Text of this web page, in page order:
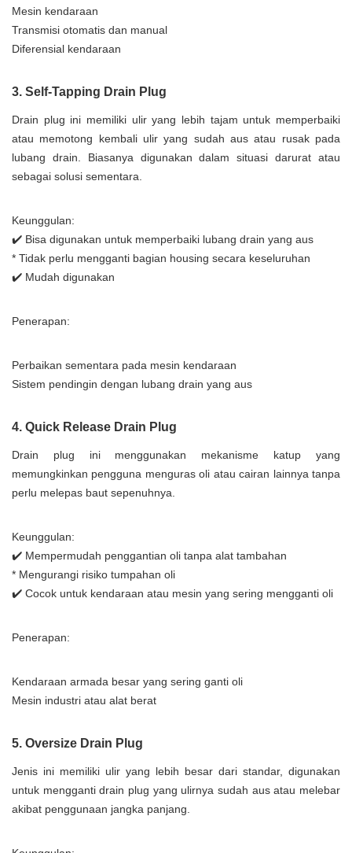
Mesin kendaraan
Transmisi otomatis dan manual
Diferensial kendaraan
3. Self-Tapping Drain Plug
Drain plug ini memiliki ulir yang lebih tajam untuk memperbaiki
atau memotong kembali ulir yang sudah aus atau rusak pada
lubang drain. Biasanya digunakan dalam situasi darurat atau
sebagai solusi sementara.
Keunggulan:
✔️ Bisa digunakan untuk memperbaiki lubang drain yang aus
* Tidak perlu mengganti bagian housing secara keseluruhan
✔️ Mudah digunakan
Penerapan:
Perbaikan sementara pada mesin kendaraan
Sistem pendingin dengan lubang drain yang aus
4. Quick Release Drain Plug
Drain plug ini menggunakan mekanisme katup yang
memungkinkan pengguna menguras oli atau cairan lainnya tanpa
perlu melepas baut sepenuhnya.
Keunggulan:
✔️ Mempermudah penggantian oli tanpa alat tambahan
* Mengurangi risiko tumpahan oli
✔️ Cocok untuk kendaraan atau mesin yang sering mengganti oli
Penerapan:
Kendaraan armada besar yang sering ganti oli
Mesin industri atau alat berat
5. Oversize Drain Plug
Jenis ini memiliki ulir yang lebih besar dari standar, digunakan
untuk mengganti drain plug yang ulirnya sudah aus atau melebar
akibat penggunaan jangka panjang.